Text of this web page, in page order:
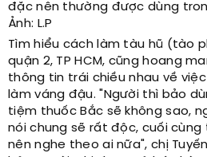
đặc nên thường được dùng
Ảnh: L.P
Tìm hiểu cách làm tàu hũ (tào
quận 2, TP HCM, cũng hoang
thông tin trái chiều nhau về
làm váng đậu. "Người thì bảo
tiệm thuốc Bắc sẽ không sao,
nói chung sẽ rất độc, cuối cùng
nên nghe theo ai nữa", chị